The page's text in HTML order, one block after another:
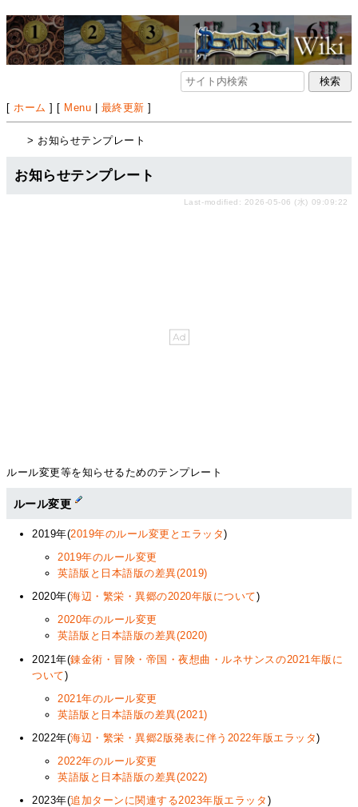
[ホーム ] [ Menu 最終更新 ]
> お知らせテンプレート
お知らせテンプレート
Last-modified: 2026-05-06 (水) 09:09:22
ルール変更等を知らせるためのテンプレート
ルール変更
2019年(2019年のルール変更とエラッタ)
2019年のルール変更
英語版と日本語版の差異(2019)
2020年(海辺・繁栄・異郷の2020年版について)
2020年のルール変更
英語版と日本語版の差異(2020)
2021年(錬金術・冒険・帝国・夜想曲・ルネサンスの2021年版に
ついて)
2021年のルール変更
英語版と日本語版の差異(2021)
2022年(海辺・繁栄・異郷2版発表に伴う2022年版エラッタ)
2022年のルール変更
英語版と日本語版の差異(2022)
2023年(追加ターンに関連する2023年版エラッタ )